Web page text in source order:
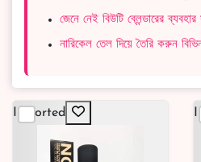
জেনে নেই বিউটি ব্লেন্ডারের ব্যবহার
নারিকেল তেল দিয়ে তৈরি করুন
Imported